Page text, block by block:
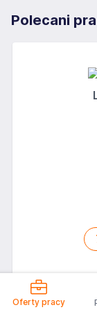
Oferty pracy
Polecani